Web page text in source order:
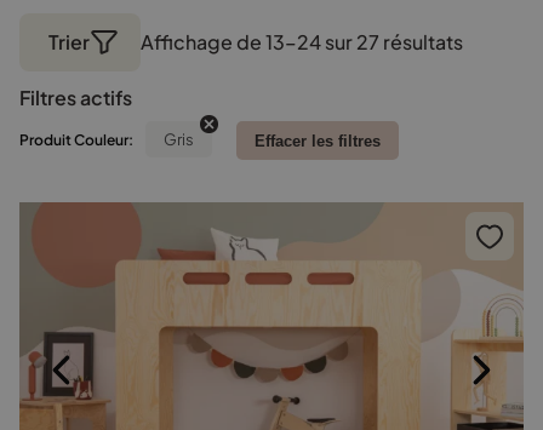
Trier Affichage de 13–24 sur 27 résultats
Filtres actifs
Produit Couleur: Gris Effacer les filtres